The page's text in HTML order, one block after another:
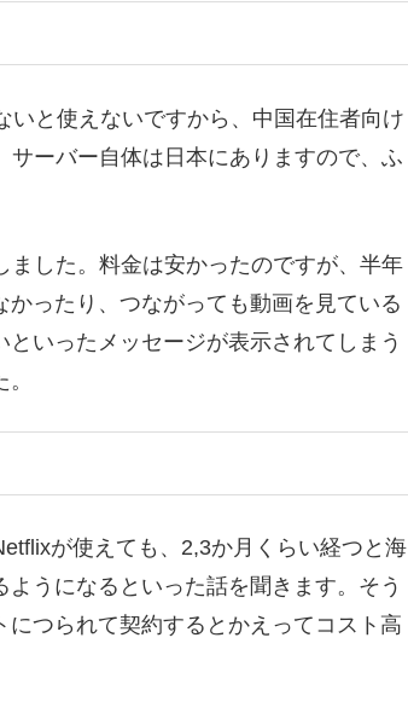
と使えないですから、中国在住者向け
ーバー自体は日本にありますので、ふ
ました。料金は安かったのですが、半年
ったり、つながっても動画を見ている
いったメッセージが表示されてしまう
が使えても、2,3か月くらい経つと海
うになるといった話を聞きます。そう
つられて契約するとかえってコスト高